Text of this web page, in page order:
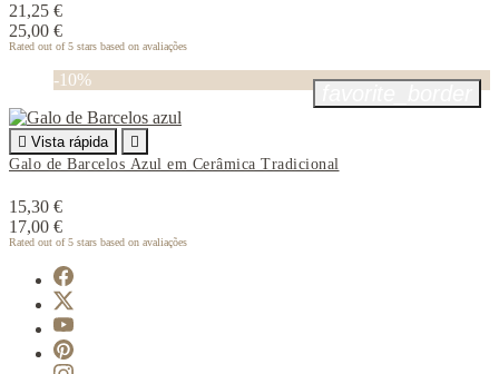
21,25 €
25,00 €
Rated out of 5 stars based on avaliações
-10%
 Vista rápida

Galo de Barcelos Azul em Cerâmica Tradicional
15,30 €
17,00 €
Rated out of 5 stars based on avaliações